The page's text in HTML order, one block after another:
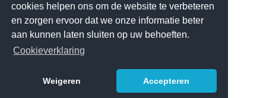
cookies helpen ons om de website te verbeteren
en zorgen ervoor dat we onze informatie beter
aan kunnen laten sluiten op uw behoeften.
Cookieverklaring
Weigeren Accepteren
Twitter
Youtube
Het Niftarlake College heeft het predicaat Technasium